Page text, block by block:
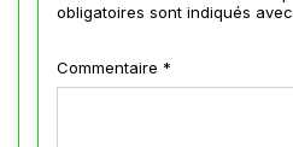
obligatoires sont indiqués avec
Commentaire *